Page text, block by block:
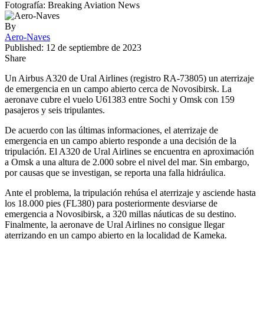
Fotografía: Breaking Aviation News
By
Aero-Naves
Published: 12 de septiembre de 2023
Share
Un Airbus A320 de Ural Airlines (registro RA-73805) un aterrizaje
de emergencia en un campo abierto cerca de Novosibirsk. La
aeronave cubre el vuelo U61383 entre Sochi y Omsk con 159
pasajeros y seis tripulantes.
De acuerdo con las últimas informaciones, el aterrizaje de
emergencia en un campo abierto responde a una decisión de la
tripulación. El A320 de Ural Airlines se encuentra en aproximación
a Omsk a una altura de 2.000 sobre el nivel del mar. Sin embargo,
por causas que se investigan, se reporta una falla hidráulica.
Ante el problema, la tripulación rehúsa el aterrizaje y asciende hasta
los 18.000 pies (FL380) para posteriormente desviarse de
emergencia a Novosibirsk, a 320 millas náuticas de su destino.
Finalmente, la aeronave de Ural Airlines no consigue llegar
aterrizando en un campo abierto en la localidad de Kameka.